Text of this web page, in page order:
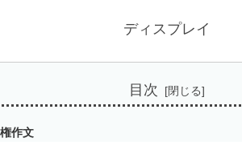
ディスプレイ
目次
作文